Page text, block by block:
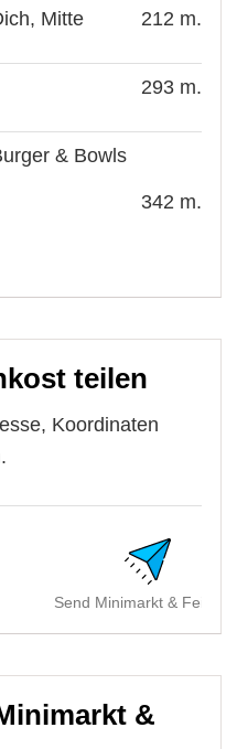
Mitte 212 m.
293 m.
& Bowls
342 m.
teilen
Koordinaten
Send Minimarkt &
&